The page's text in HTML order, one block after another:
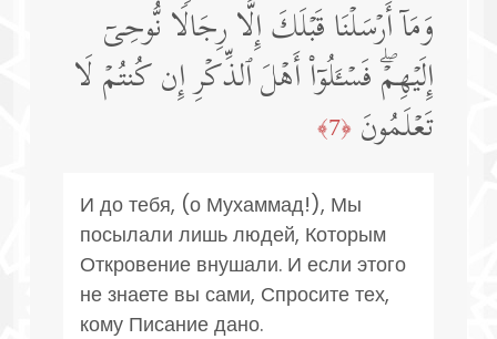
وَمَاۤ أَرۡسَلۡنَا قَبۡلَكَ إِلَّا رِجَالࣰا نُّوحِیۤ
إِلَیۡهِمۡۖ فَسۡـَٔلُوۤا۟ أَهۡلَ ٱلذِّكۡرِ إِن كُنتُمۡ لَا
تَعۡلَمُونَ ﴿7﴾
И до тебя, (о Мухаммад!), Мы
посылали лишь людей, Которым
Откровение внушали. И если этого
не знаете вы сами, Спросите тех,
кому Писание дано.